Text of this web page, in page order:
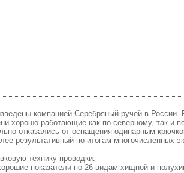
компанией Серебряный ручей в России.
хорошо работающие как по северному, так
отказались от оснащения одинарным
результативный по итогам многочисленных
технику проводки.
показатели по 26 видам хищной и